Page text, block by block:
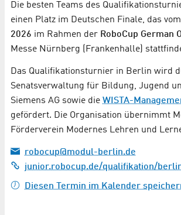
Die besten Teams des
einen Platz im Deutschen Finale, das vom
2026 im Rahmen der RoboCup German
Messe Nürnberg (Frankenhalle)
Das Qualifikationsturnier in Berlin wird
Senatsverwaltung für Bildung, Jugend
Siemens AG sowie die WISTA-
gefördert. Die Organisation übernimmt
Förderverein Modernes Lehren und
robocup@modul-berlin.de
junior.robocup.de/qualifikation/
Diesen Termin im Kalender